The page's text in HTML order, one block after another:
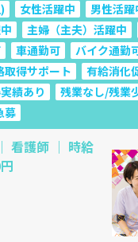
女性活躍中
男性活躍
主婦（主夫）活躍中
車通勤可 バイク通勤
取得サポート
有給消化
績あり
残業なし/残業
募
看護師 ｜ 時給